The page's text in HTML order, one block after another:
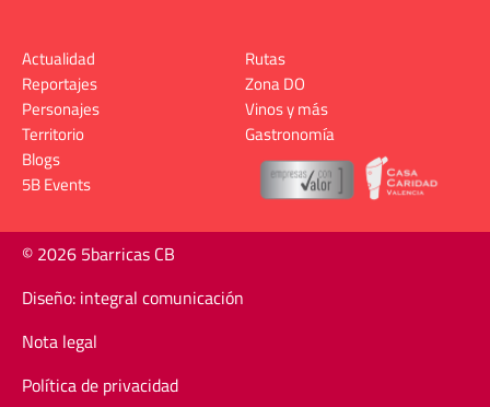
Actualidad
Reportajes
Personajes
Territorio
Rutas
Zona DO
Vinos y más
Gastronomía
Blogs
5B Events
© 2026 5barricas CB
Diseño: integral comunicación
Nota legal
Política de privacidad